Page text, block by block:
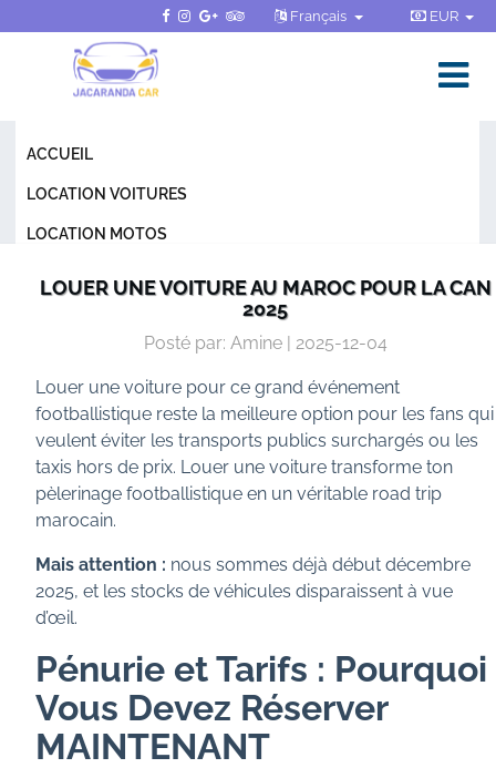
Français EUR
ACCUEIL
LOCATION VOITURES
LOCATION MOTOS
CONTACT
LOUER UNE VOITURE AU MAROC POUR LA CAN
2025
Posté par: Amine | 2025-12-04
Louer une voiture pour ce grand événement
footballistique reste la meilleure option pour les fans qui
veulent éviter les transports publics surchargés ou les
taxis hors de prix. Louer une voiture transforme ton
pèlerinage footballistique en un véritable road trip
marocain.
Mais attention : nous sommes déjà début décembre
2025, et les stocks de véhicules disparaissent à vue
d’œil.
Pénurie et Tarifs : Pourquoi
Vous Devez Réserver
MAINTENANT